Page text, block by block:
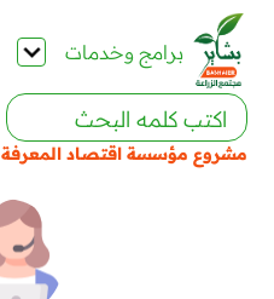
برامج وخدمات
مشروع مؤسسة اقتصاد المعرفة